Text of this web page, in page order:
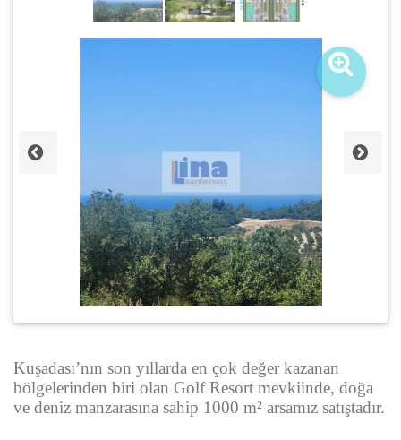
Kuşadası’nın son yıllarda en çok değer kazanan
bölgelerinden biri olan Golf Resort mevkiinde, doğa
ve deniz manzarasına sahip 1000 m² arsamız satıştadır.